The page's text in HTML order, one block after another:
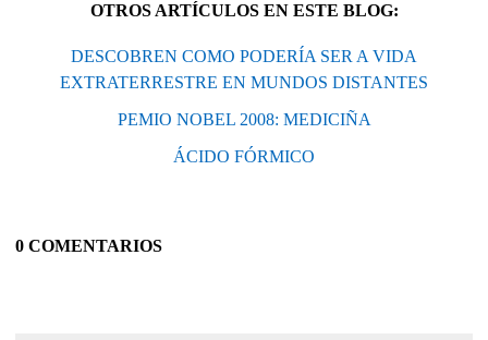
OTROS ARTÍCULOS EN ESTE BLOG:
DESCOBREN COMO PODERÍA SER A VIDA
EXTRATERRESTRE EN MUNDOS DISTANTES
PEMIO NOBEL 2008: MEDICIÑA
ÁCIDO FÓRMICO
0 COMENTARIOS